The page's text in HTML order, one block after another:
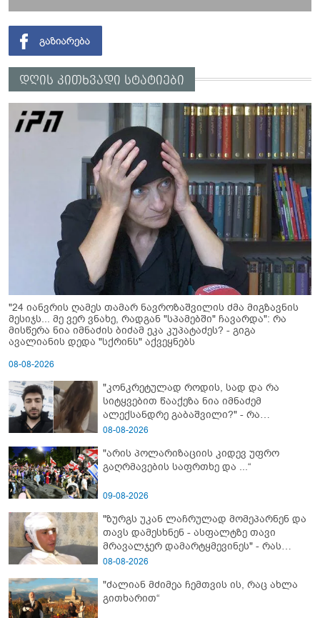
დღის კითხვადი სტატიები
"24 იანვრის ღამეს თამარ ნავროზაშვილის ძმა მიგზავნის
მესიჯს... მე ვერ ვნახე, რადგან "სპამებში" ჩავარდა": რა
მისწერა ნია იმნაძის ბიძამ ეკა კუპატაძეს? - გიგა
ავალიანის დედა "სქრინს" აქვეყნებს
08-08-2026
"კონკრეტულად როდის, სად და რა
სიტყვებით წააქეზა ნია იმნაძემ
ალექსანდრე გაბაშვილი?" - რა
მიმართვას ავრცელებს ნია იმნაძის
08-08-2026
"არის პოლარიზაციის კიდევ უფრო
გაღრმავების საფრთხე და ...“
09-08-2026
"ზურგს უკან ლაჩრულად მომეპარნენ და
თავს დამესხნენ - ასფალტზე თავი
მრავალჯერ დამარტყმევინეს" - რას
ჰყვება კურიერი, რომელსაც
გაუსწორდნენ?
08-08-2026
"ძალიან მძიმეა ჩემთვის ის, რაც ახლა
გითხარით“